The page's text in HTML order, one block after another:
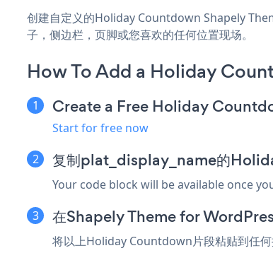
创建自定义的Holiday Countdown Shapely
子，侧边栏，页脚或您喜欢的任何位置现场。
How To Add a Holiday
Create a Free Holiday
Start for free now
复制plat_display_name的
Your code block will be available once
在Shapely Theme for
将以上Holiday Countdown片段粘贴到任